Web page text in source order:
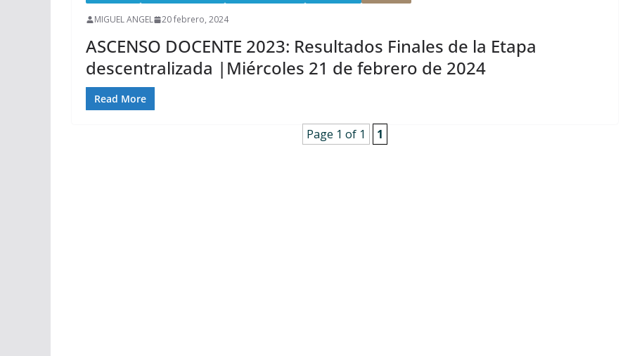
MIGUEL ANGEL 20 febrero, 2024
ASCENSO DOCENTE 2023: Resultados Finales de la Etapa
descentralizada |Miércoles 21 de febrero de 2024
Read More
Page 1 of 1 1